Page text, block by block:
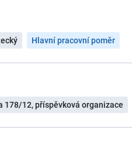
Hlavní pracovní poměr
178/12, příspěvková organizace